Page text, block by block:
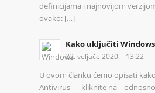
definicijama i najnovijom
ovako: […]
Kako uključiti
22. veljače 2020. - 13:22
U ovom članku ćemo opisati
Antivirus – kliknite na odnosno